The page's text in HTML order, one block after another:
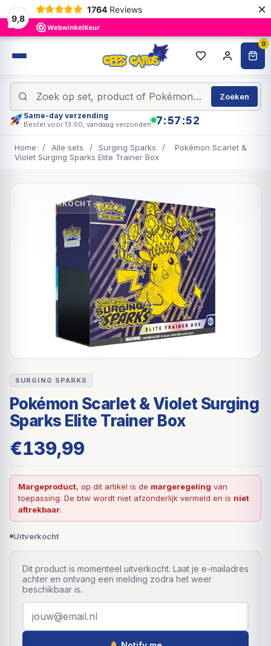
9,8
1764 Reviews ×
0
Zoeken
Same-day verzending
Bestel voor 13:00, vandaag verzonden 7:57:52
Home / Alle sets / Surging Sparks /
Pokémon Scarlet &
Violet Surging Sparks Elite Trainer Box
UITVERKOCHT
SURGING SPARKS
Pokémon Scarlet & Violet Surging
Sparks Elite Trainer Box
€139,99
Margeproduct, op dit artikel is de margeregeling van
toepassing. De btw wordt niet afzonderlijk vermeld en is niet
aftrekbaar.
Uitverkocht
Dit product is momenteel uitverkocht. Laat je e-mailadres
achter en ontvang een melding zodra het weer
beschikbaar is.